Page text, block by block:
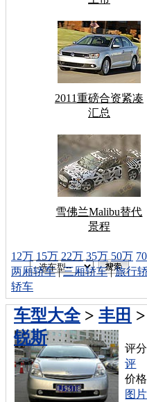
2011重磅合资紧凑
汇总
雪佛兰Malibu替代
景程
12万 15万 22万 35万 50万
两厢轿车|三厢轿车|旅行
轿车
车型大全> 丰田 >
锐斯
评
评
价格
图片